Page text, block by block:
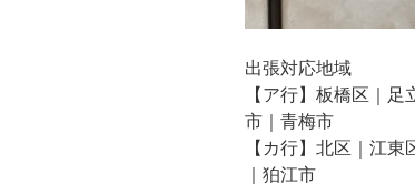
出張対応地域
【ア行】板橋区｜
市｜青梅市
【カ行】北区｜江
｜狛江市